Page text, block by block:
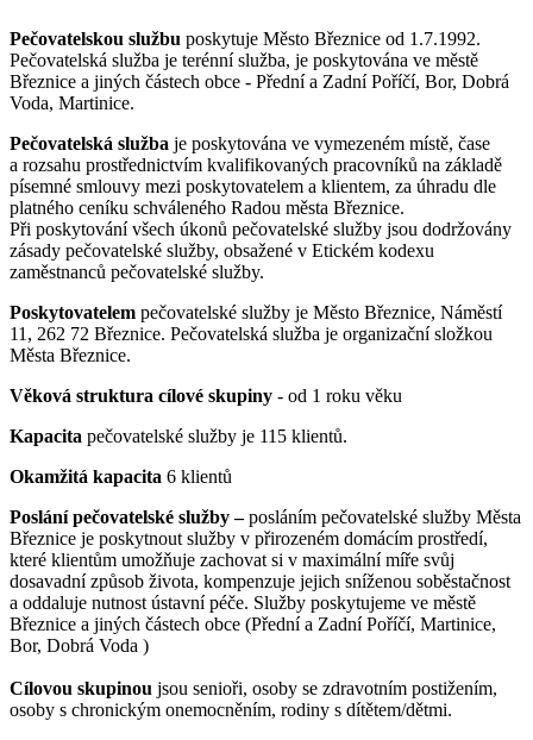
Pečovatelskou službu poskytuje Město Březnice od 1.7.1992.
Pečovatelská služba je terénní služba, je poskytována ve městě
Březnice a jiných částech obce - Přední a Zadní Poříčí, Bor, Dobrá
Voda, Martinice.
Pečovatelská služba je poskytována ve vymezeném místě, čase
a rozsahu prostřednictvím kvalifikovaných pracovníků na základě
písemné smlouvy mezi poskytovatelem a klientem, za úhradu dle
platného ceníku schváleného Radou města Březnice.
Při poskytování všech úkonů pečovatelské služby jsou dodržovány
zásady pečovatelské služby, obsažené v Etickém kodexu
zaměstnanců pečovatelské služby.
Poskytovatelem pečovatelské služby je Město Březnice, Náměstí
11, 262 72 Březnice. Pečovatelská služba je organizační složkou
Města Březnice.
Věková struktura cílové skupiny - od 1 roku věku
Kapacita pečovatelské služby je 115 klientů.
Okamžitá kapacita 6 klientů
Poslání pečovatelské služby –posláním pečovatelské služby Města
Březnice je poskytnout služby v přirozeném domácím prostředí,
které klientům umožňuje zachovat si v maximální míře svůj
dosavadní způsob života, kompenzuje jejich sníženou soběstačnost
a oddaluje nutnost ústavní péče. Služby poskytujeme ve městě
Březnice a jiných částech obce (Přední a Zadní Poříčí, Martinice,
Bor, Dobrá Voda )
Cílovou skupinou jsou senioři, osoby se zdravotním postižením,
osoby s chronickým onemocněním, rodiny s dítětem/dětmi.